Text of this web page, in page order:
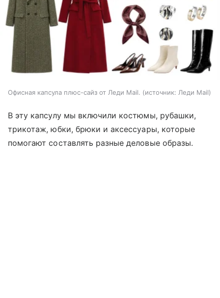
Офисная капсула плюс-сайз от Леди Mail. источник: Леди Mail
В эту капсулу мы включили костюмы, рубашки,
трикотаж, юбки, брюки и аксессуары, которые
помогают составлять разные деловые образы.